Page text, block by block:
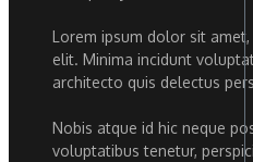
Lorem ipsum dolor sit
elit. Minima incidunt
architecto quis delectus
Nobis atque id hic neque
voluptatibus tenetur,